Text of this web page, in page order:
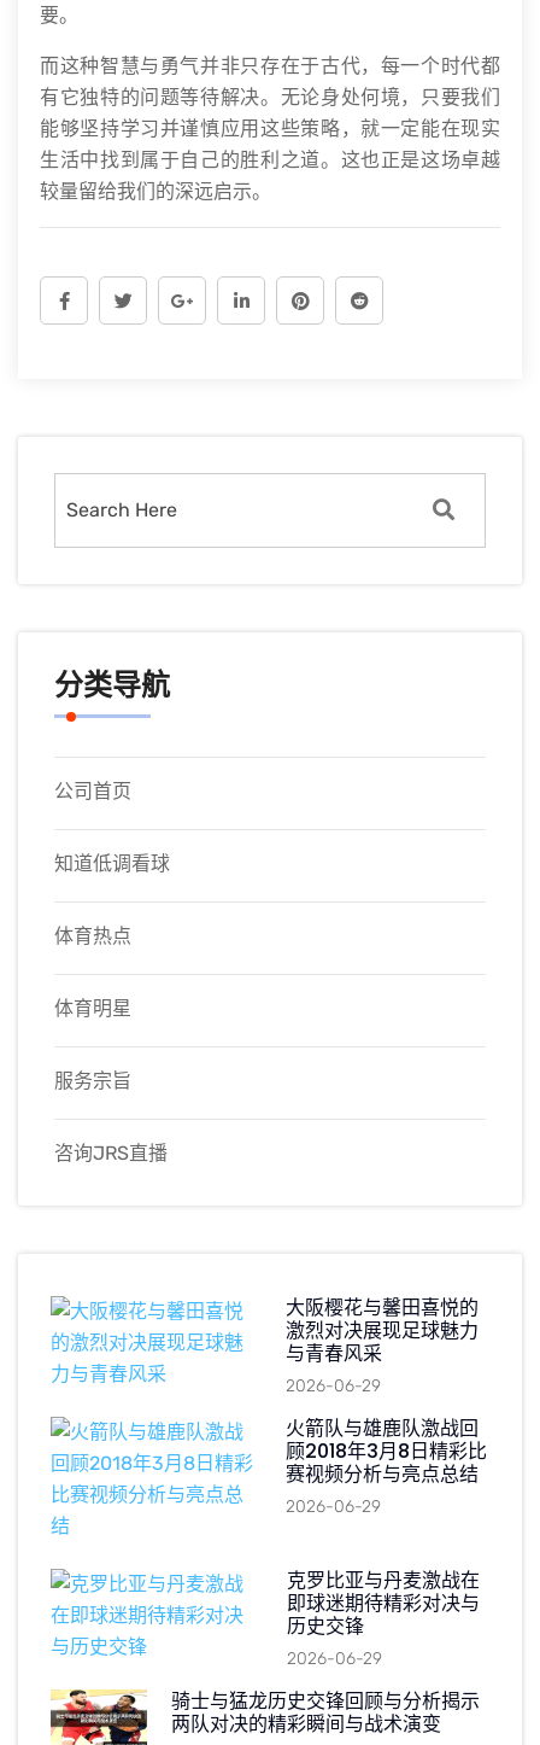
要。
而这种智慧与勇气并非只存在于古代，每一个时代都
有它独特的问题等待解决。无论身处何境，只要我们
能够坚持学习并谨慎应用这些策略，就一定能在现实
生活中找到属于自己的胜利之道。这也正是这场卓越
较量留给我们的深远启示。
分类导航
公司首页
知道低调看球
体育热点
体育明星
服务宗旨
咨询JRS直播
大阪樱花与馨田喜悦的
激烈对决展现足球魅力
与青春风采
2026-06-29
火箭队与雄鹿队激战回
顾2018年3月8日精彩比
赛视频分析与亮点总结
2026-06-29
克罗比亚与丹麦激战在
即球迷期待精彩对决与
历史交锋
2026-06-29
骑士与猛龙历史交锋回顾与分析揭示
两队对决的精彩瞬间与战术演变